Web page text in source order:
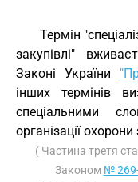
Термін
закупівлі"
Законі України
інших термінів
спеціальними
організації
( Частина третя
Законом №